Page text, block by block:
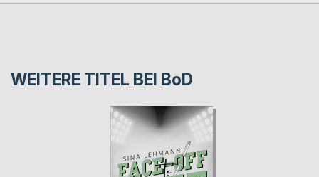
WEITERE TITEL BEI BoD